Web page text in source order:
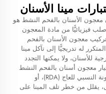
مينا الأسنان
الأسنان بالفحم النشط هو
فيزيائيًّا من مادة المعجون
معجون الأسنان بالفحم
له تدريجيًّا إلى تآكل مينا
للأسنان، ولا يمكنها التجدد
معجون أسنان بالفحم النشط
مُصنَّفٍ بدرجة منخفضة من مؤشر الخشونة النسبي للعاج (RDA)، أو
يقلل من خطر تلف المينا على